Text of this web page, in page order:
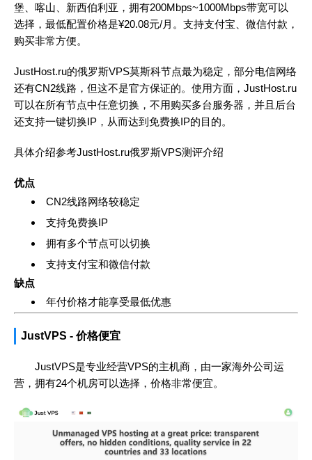
堡、喀山、新西伯利亚，拥有200Mbps~1000Mbps带宽可以
选择，最低配置价格是¥20.08元/月。支持支付宝、微信付款，
购买非常方便。
JustHost.ru的俄罗斯VPS莫斯科节点最为稳定，部分电信网络
还有CN2线路，但这不是官方保证的。使用方面，JustHost.ru
可以在所有节点中任意切换，不用购买多台服务器，并且后台
还支持一键切换IP，从而达到免费换IP的目的。
具体介绍参考JustHost.ru俄罗斯VPS测评介绍
优点
CN2线路网络较稳定
支持免费换IP
拥有多个节点可以切换
支持支付宝和微信付款
缺点
年付价格才能享受最低优惠
JustVPS - 价格便宜
JustVPS是专业经营VPS的主机商，由一家海外公司运
营，拥有24个机房可以选择，价格非常便宜。